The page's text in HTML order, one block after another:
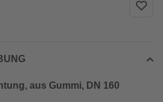
aus Gummi, DN 160